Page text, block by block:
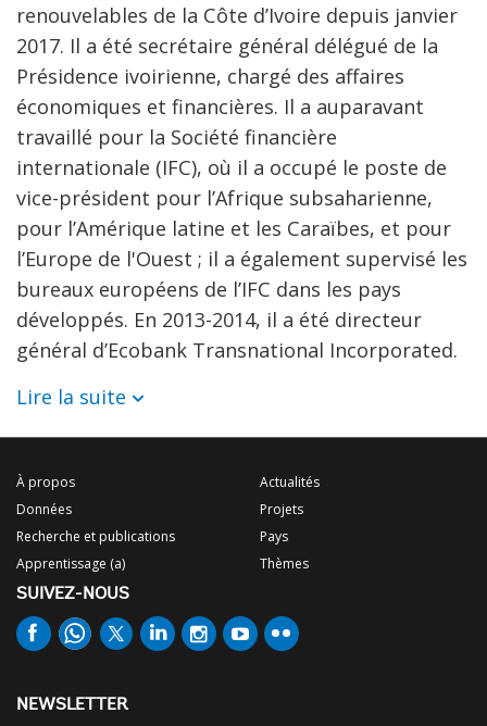
renouvelables de la Côte d’Ivoire depuis janvier
2017. Il a été secrétaire général délégué de la
Présidence ivoirienne, chargé des affaires
économiques et financières. Il a auparavant
travaillé pour la Société financière
internationale (IFC), où il a occupé le poste de
vice-président pour l’Afrique subsaharienne,
pour l’Amérique latine et les Caraïbes, et pour
l’Europe de l'Ouest ; il a également supervisé les
bureaux européens de l’IFC dans les pays
développés. En 2013-2014, il a été directeur
général d’Ecobank Transnational Incorporated.
Lire la suite
À propos
Données
Recherche et publications
Apprentissage (a)
Actualités
Projets
Pays
Thèmes
SUIVEZ-NOUS
NEWSLETTER